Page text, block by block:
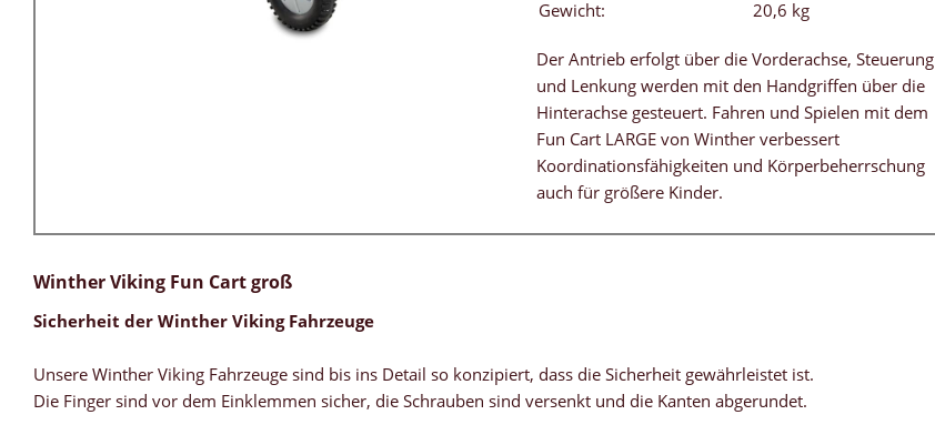
Gewicht:
20,6 kg
Der Antrieb erfolgt über die Vorderachse, Steuerung
und Lenkung werden mit den Handgriffen über die
Hinterachse gesteuert. Fahren und Spielen mit dem
Fun Cart LARGE von Winther verbessert
Koordinationsfähigkeiten und Körperbeherrschung
auch für größere Kinder.
Winther Viking Fun Cart groß
Sicherheit der Winther Viking Fahrzeuge
Unsere Winther Viking Fahrzeuge sind bis ins Detail so konzipiert, dass die Sicherheit gewährleistet ist.
Die Finger sind vor dem Einklemmen sicher, die Schrauben sind versenkt und die Kanten abgerundet.